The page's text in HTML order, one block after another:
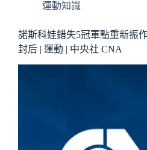
運動知識
諾斯科娃錯失5冠軍點重新振
封后 | 運動 | 中央社 CNA